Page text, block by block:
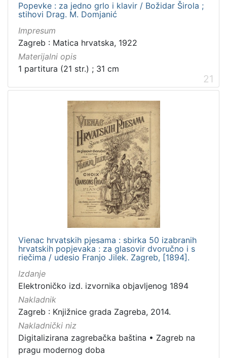
Popevke : za jedno grlo i klavir / Božidar Širola ;
stihovi Drag. M. Domjanić
Impresum
Zagreb : Matica hrvatska, 1922
Materijalni opis
1 partitura (21 str.) ; 31 cm
21
Vienac hrvatskih pjesama : sbirka 50 izabranih
hrvatskih popjevaka : za glasovir dvoručno i s
riečima / udesio Franjo Jilek. Zagreb, [1894].
Izdanje
Elektroničko izd. izvornika objavljenog 1894
Nakladnik
Zagreb : Knjižnice grada Zagreba, 2014.
Nakladnički niz
Digitalizirana zagrebačka baština • Zagreb na
pragu modernog doba